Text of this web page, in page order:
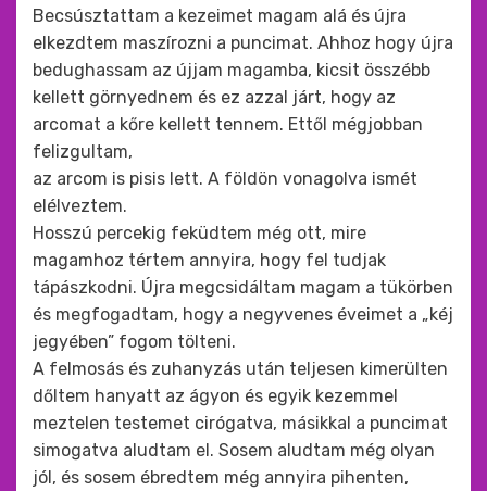
Becsúsztattam a kezeimet magam alá és újra
elkezdtem maszírozni a puncimat. Ahhoz hogy újra
bedughassam az újjam magamba, kicsit összébb
kellett görnyednem és ez azzal járt, hogy az
arcomat a kőre kellett tennem. Ettől mégjobban
felizgultam,
az arcom is pisis lett. A földön vonagolva ismét
elélveztem.
Hosszú percekig feküdtem még ott, mire
magamhoz tértem annyira, hogy fel tudjak
tápászkodni. Újra megcsidáltam magam a tükörben
és megfogadtam, hogy a negyvenes éveimet a „kéj
jegyében” fogom tölteni.
A felmosás és zuhanyzás után teljesen kimerülten
dőltem hanyatt az ágyon és egyik kezemmel
meztelen testemet cirógatva, másikkal a puncimat
simogatva aludtam el. Sosem aludtam még olyan
jól, és sosem ébredtem még annyira pihenten,